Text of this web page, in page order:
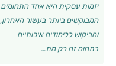
יזמות עסקית היא אחד התחומים
המבוקשים ביותר בעשור האחרון,
והביקוש ללימודים איכותיים
בתחום זה רק מת…